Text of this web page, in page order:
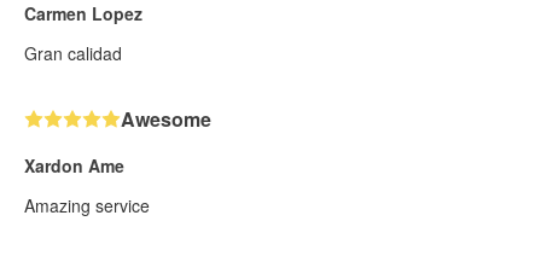
Carmen Lopez
Gran calidad
Awesome
Xardon Ame
Amazing service